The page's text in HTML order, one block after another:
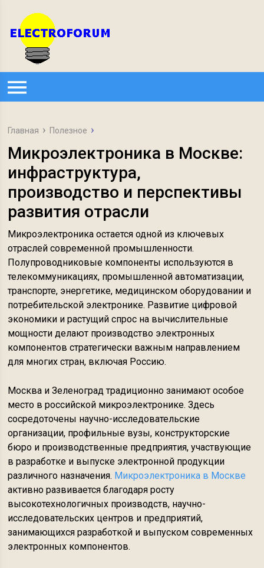
Главная Полезное
Микроэлектроника в Москве:
инфраструктура,
производство и перспективы
развития отрасли
Микроэлектроника остается одной из ключевых
отраслей современной промышленности.
Полупроводниковые компоненты используются в
телекоммуникациях, промышленной автоматизации,
транспорте, энергетике, медицинском оборудовании и
потребительской электронике. Развитие цифровой
экономики и растущий спрос на вычислительные
мощности делают производство электронных
компонентов стратегически важным направлением
для многих стран, включая Россию.
Москва и Зеленоград традиционно занимают особое
место в российской микроэлектронике. Здесь
сосредоточены научно-исследовательские
организации, профильные вузы, конструкторские
бюро и производственные предприятия, участвующие
в разработке и выпуске электронной продукции
различного назначения. Микроэлектроника в Москве
активно развивается благодаря росту
высокотехнологичных производств, научно-
исследовательских центров и предприятий,
занимающихся разработкой и выпуском современных
электронных компонентов.